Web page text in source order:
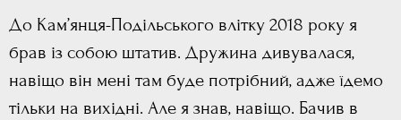
До Кам’янця-Подільського влітку 2018 року я
брав із собою штатив. Дружина дивувалася,
навіщо він мені там буде потрібний, адже їдемо
тільки на вихідні. Але я знав, навіщо. Бачив в